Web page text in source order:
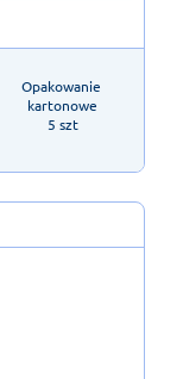
Opakowanie
kartonowe
5 szt